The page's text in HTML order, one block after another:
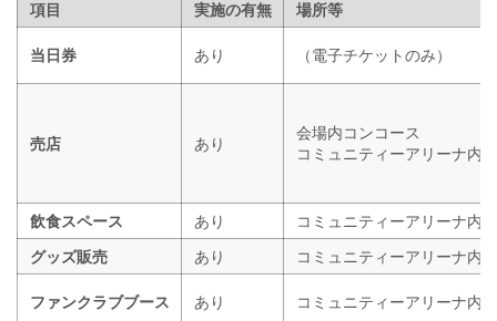
12月31日（土）さいたまスーパーアリー
ナのコミュニティアリーナで行われる
『格闘技EXPO 2022』の詳細が決定した
もRIZINオリジナルお守りを販売する
RIZIN神社や飲食エリア、グッズ販売コー
格闘技EXPO 2022は入場無料！大晦日は
コミュニティアリー...
項目 実施の有無 場所等
当日券 あり （電子チケットのみ）
売店 あり
会場内コンコース
コミュニティーアリーナ内
飲食スペース あり
コミュニティーアリーナ内
グッズ販売
あり コミュニティーアリーナ内
ファンクラブブース あり コミュニティーアリーナ内